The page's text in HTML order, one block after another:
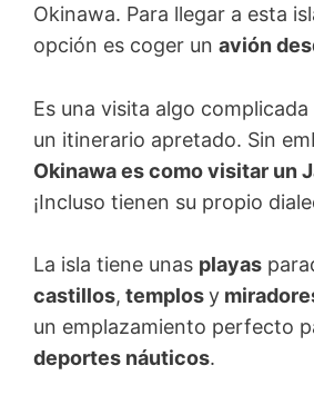
Okinawa. Para llegar a esta
opción es coger un avión
Es una visita algo
un itinerario apretado. Sin
Okinawa es como visitar un
¡Incluso tienen su propio
La isla tiene unas playas
castillos, templosy
un emplazamiento perfecto
deportes náuticos.